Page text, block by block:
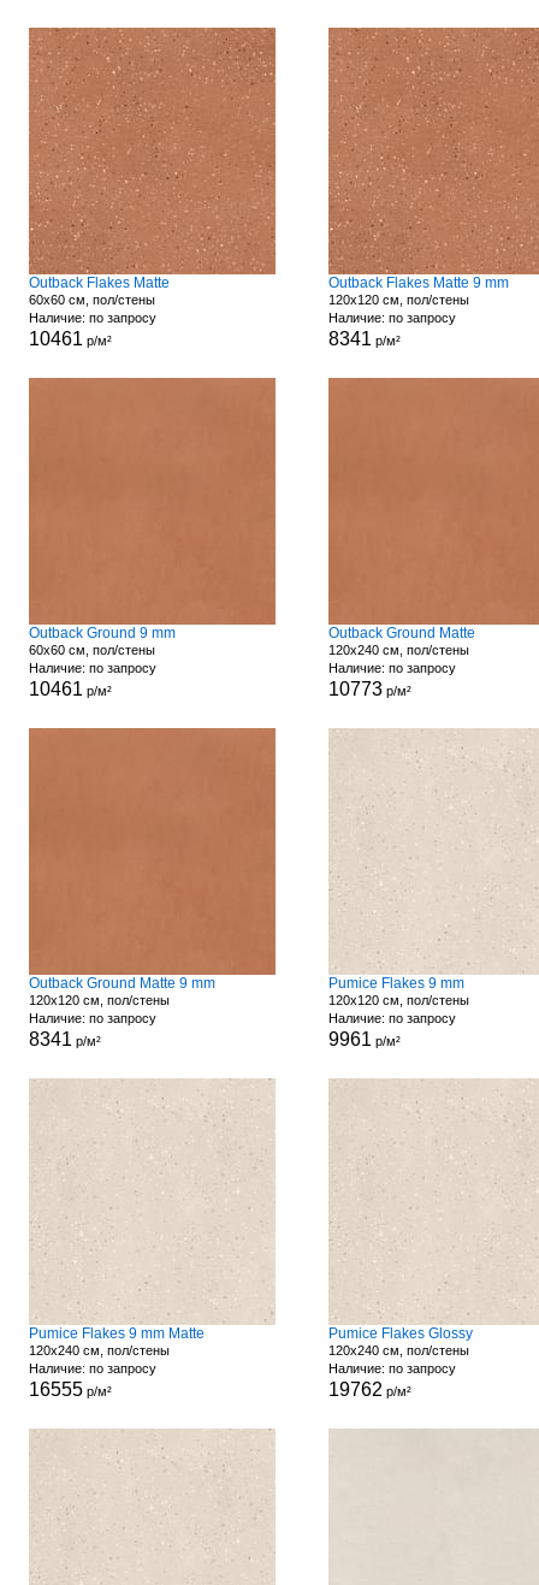
Outback Flakes Matte
60x60 см, пол/стены
Наличие: по запросу
10461 р/м²
Outback Flakes Matte 9 mm
120x120 см, пол/стены
Наличие: по запросу
8341 р/м²
Outback Ground 9 mm
60x60 см, пол/стены
Наличие: по запросу
10461 р/м²
Outback Ground Matte
120x240 см, пол/стены
Наличие: по запросу
10773р/м²
Outback Ground Matte 9 mm
120x120 см, пол/стены
Наличие: по запросу
8341 р/м²
Pumice Flakes 9 mm
120x120 см, пол/стены
Наличие: по запросу
9961 р/м²
Pumice Flakes 9 mm Matte
120x240 см, пол/стены
Наличие: по запросу
16555р/м²
Pumice Flakes Glossy
120x240 см, пол/стены
Наличие: по запросу
19762 р/м²